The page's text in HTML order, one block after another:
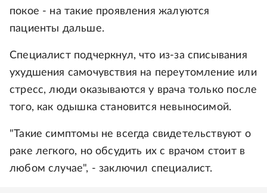
покое - на такие проявления жалуются
пациенты дальше.
Специалист подчеркнул, что из-за списывания
ухудшения самочувствия на переутомление или
стресс, люди оказываются у врача только после
того, как одышка становится невыносимой.
"Такие симптомы не всегда свидетельствуют о
раке легкого, но обсудить их с врачом стоит в
любом случае", - заключил специалист.